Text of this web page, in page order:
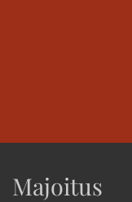
Majoitus